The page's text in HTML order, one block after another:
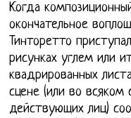
Когда
окончательное
Тинторетто
рисунках углем или
квадрированных
сцене (или во всяком
действующих лиц)